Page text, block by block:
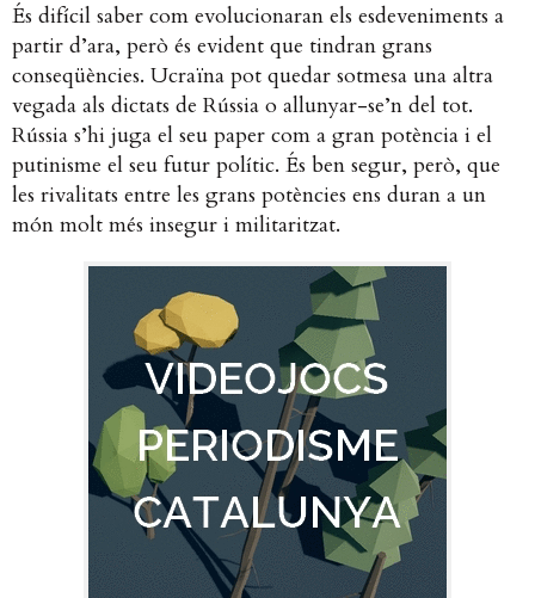
És difícil saber com evolucionaran els esdeveniments a
partir d’ara, però és evident que tindran grans
conseqüències. Ucraïna pot quedar sotmesa una altra
vegada als dictats de Rússia o allunyar-se’n del tot.
Rússia s’hi juga el seu paper com a gran potència i el
putinisme el seu futur polític. És ben segur, però, que
les rivalitats entre les grans potències ens duran a un
món molt més insegur i militaritzat.